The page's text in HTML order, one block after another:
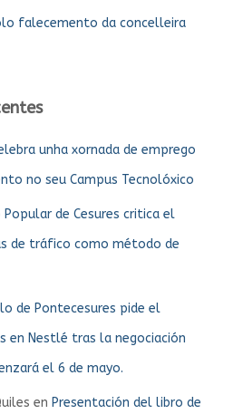
falecemento da concelleira
unha xornada de emprego
no seu Campus Tecnolóxico
Popular de Cesures critica el
de tráfico como método de
de Pontecesures pide el
en Nestlé tras la negociación
el 6 de mayo.
en Presentación del libro de